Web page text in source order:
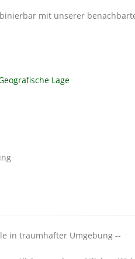
mit unserer
Lage
in traumhafter Umgebung --